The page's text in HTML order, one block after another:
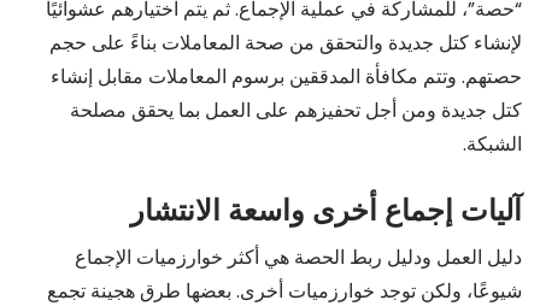
“حصة”، للمشاركة في عملية الإجماع. ثم يتم اختيارهم عشوائيًا
لإنشاء كتل جديدة والتحقق من صحة المعاملات بناءً على حجم
حصتهم. وتتم مكافأة المدققين برسوم المعاملات مقابل إنشاء
كتل جديدة ومن أجل تحفيزهم على العمل بما يحقق مصلحة
الشبكة.
آليات إجماع أخرى واسعة الانتشار
دليل العمل ودليل ربط الحصة هي أكثر خوارزميات الإجماع
شيوعًا، ولكن توجد خوارزميات أخرى. بعضها طرق هجينة تجمع